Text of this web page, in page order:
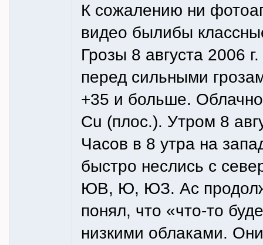
К сожалению ни
видео былибы
Грозы 8 августа 2006
перед сильными
+35 и больше.
Cu (плос.). Утром 8
Часов в 8 утра на
быстро неслись с
ЮВ, Ю, ЮЗ. Ac
понял, что «что-то
низкими облаками.